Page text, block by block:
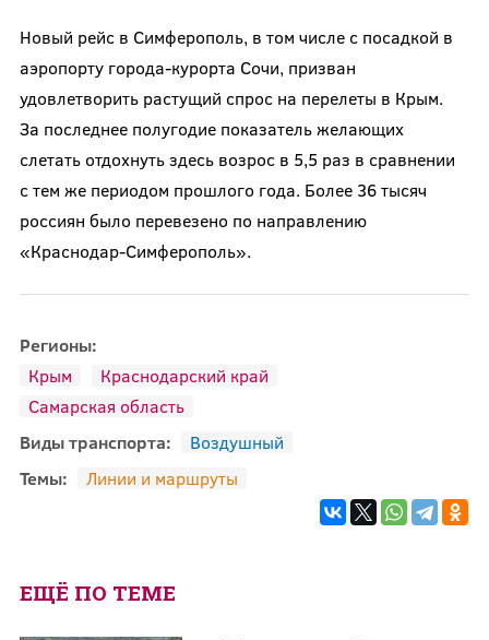
Новый рейс в Симферополь, в том числе с посадкой в
аэропорту города-курорта Сочи, призван
удовлетворить растущий спрос на перелеты в Крым.
За последнее полугодие показатель желающих
слетать отдохнуть здесь возрос в 5,5 раз в сравнении
с тем же периодом прошлого года. Более 36 тысяч
россиян было перевезено по направлению
«Краснодар-Симферополь».
Регионы:
Крым
Краснодарский край
Самарская область
Виды транспорта:
Воздушный
Темы:
Линии и маршруты
ЕЩЁ ПО ТЕМЕ